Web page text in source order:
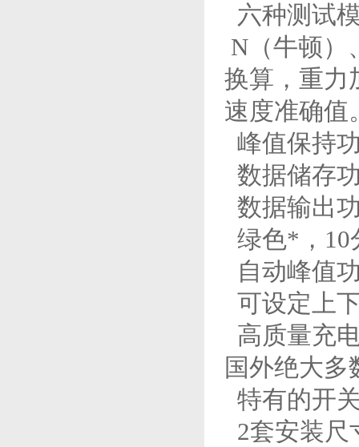
六种测试
N（牛顿）
换算，重
速度准确值
峰值保持
数据储存
数据输出
绿色*，
自动峰值
可设定上
高质量充
国外绝大
特有的开
2套安装